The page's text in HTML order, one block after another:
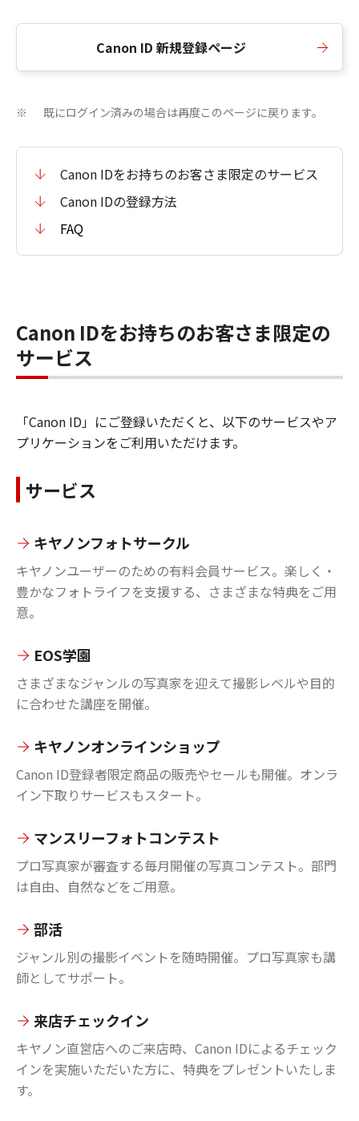
Canon ID 新規登録ページ
※ 既にログイン済みの場合は再度このページに戻ります。
Canon IDをお持ちのお客さま限定のサービス
Canon IDの登録方法
FAQ
Canon IDをお持ちのお客さま限定の
サービス
「Canon ID」にご登録いただくと、以下のサービスやア
プリケーションをご利用いただけます。
サービス
キヤノンフォトサークル
キヤノンユーザーのための有料会員サービス。楽しく・
豊かなフォトライフを支援する、さまざまな特典をご用
意。
EOS学園
さまざまなジャンルの写真家を迎えて撮影レベルや目的
に合わせた講座を開催。
キヤノンオンラインショップ
Canon ID登録者限定商品の販売やセールも開催。オンラ
イン下取りサービスもスタート。
マンスリーフォトコンテスト
プロ写真家が審査する毎月開催の写真コンテスト。部門
は自由、自然などをご用意。
部活
ジャンル別の撮影イベントを随時開催。プロ写真家も講
師としてサポート。
来店チェックイン
キヤノン直営店へのご来店時、Canon IDによるチェック
インを実施いただいた方に、特典をプレゼントいたしま
す。